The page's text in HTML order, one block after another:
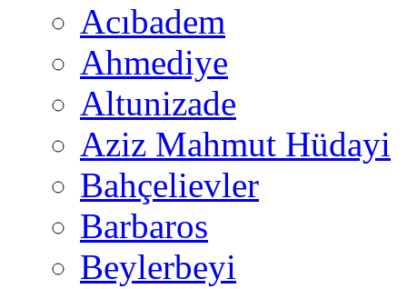
Acıbadem
Ahmediye
Altunizade
Aziz Mahmut Hüdayi
Bahçelievler
Barbaros
Beylerbeyi